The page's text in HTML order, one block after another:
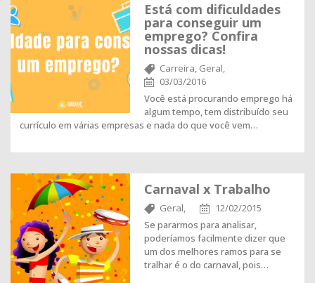
Está com dificuldades
para conseguir um
emprego? Confira
nossas dicas!
Carreira, Geral,
03/03/2016
Você está procurando emprego há
algum tempo, tem distribuído seu
currículo em várias empresas e nada do que você vem…
Carnaval x Trabalho
Geral,
12/02/2015
Se pararmos para analisar,
poderíamos facilmente dizer que
um dos melhores ramos para se
tralhar é o do carnaval, pois…